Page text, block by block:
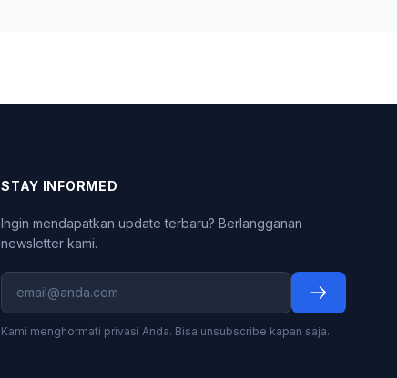
STAY INFORMED
Ingin mendapatkan update terbaru? Berlangganan
newsletter kami.
Kami menghormati privasi Anda. Bisa unsubscribe kapan saja.